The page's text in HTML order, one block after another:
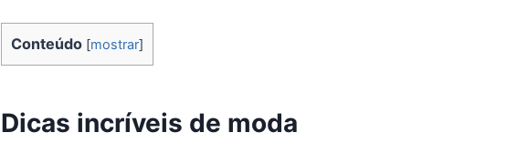
Conteúdo [mostrar]
Dicas incríveis de moda